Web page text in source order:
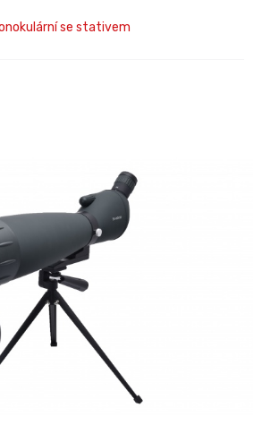
se stativem